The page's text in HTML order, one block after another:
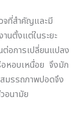
จที่สำคัญและมี
นตั้งแต่ในระยะ
ต่อการเปลี่ยนแปลง
อหอบเหนื่อย จึงมัก
มรรถภาพปอดจึง
อนามัย